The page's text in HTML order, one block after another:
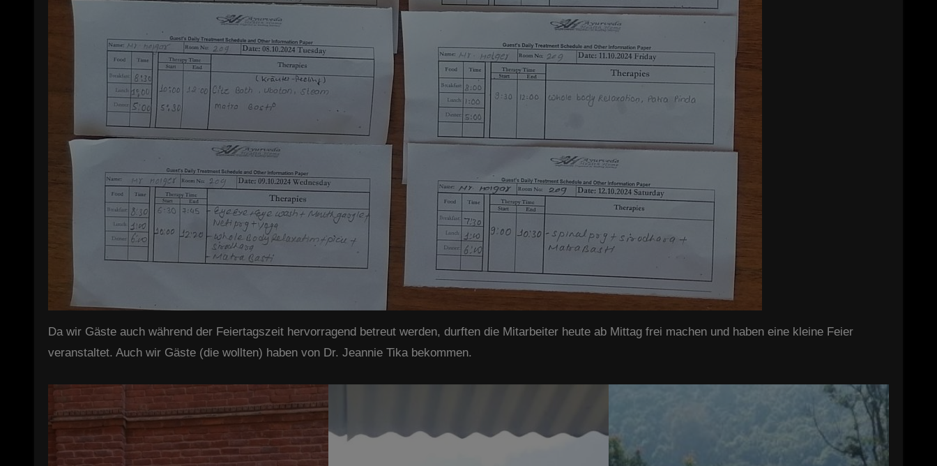
Da wir Gäste auch während der Feiertagszeit hervorragend betreut werden, durften die Mitarbeiter heute ab Mittag frei machen und haben eine kleine Feier
veranstaltet. Auch wir Gäste (die wollten) haben von Dr. Jeannie Tika bekommen.